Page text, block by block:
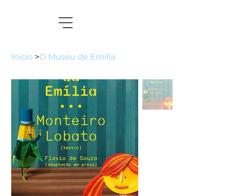
Inicio >O Museu de Emília